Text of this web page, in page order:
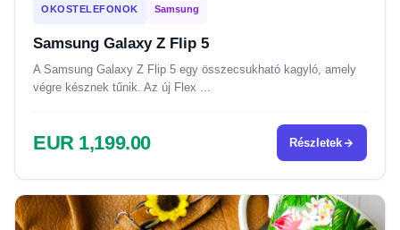
OKOSTELEFONOK Samsung
Samsung Galaxy Z Flip 5
A Samsung Galaxy Z Flip 5 egy összecsukható kagyló, amely
végre késznek tűnik. Az új Flex ...
EUR 1,199.00 Részletek